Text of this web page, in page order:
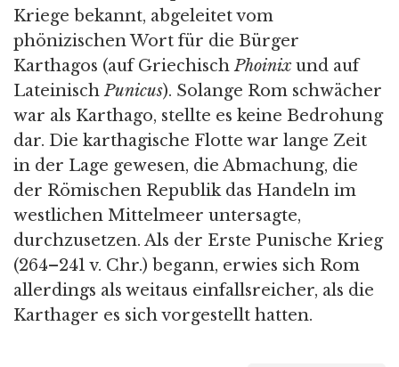
Kriege bekannt, abgeleitet vom
phönizischen Wort für die Bürger
Karthagos (auf GriechischPhoinixund auf
LateinischPunicus). Solange Rom schwächer
war als Karthago, stellte es keine Bedrohung
dar. Die karthagische Flotte war lange Zeit
in der Lage gewesen, die Abmachung, die
der Römischen Republik das Handeln im
westlichen Mittelmeer untersagte,
durchzusetzen. Als der Erste Punische Krieg
(264–241 v. Chr.) begann, erwies sich Rom
allerdings als weitaus einfallsreicher, als die
Karthager es sich vorgestellt hatten.